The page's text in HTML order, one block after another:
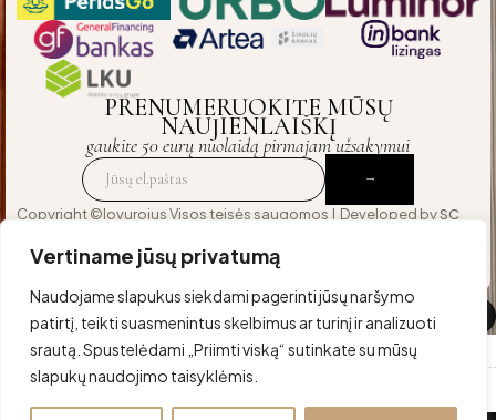
Vertiname jūsų privatumą
Naudojame slapukus siekdami pagerinti jūsų naršymo
patirtį, teikti suasmenintus skelbimus ar turinį ir analizuoti
srautą. Spustelėdami „Priimti viską“ sutinkate su mūsų
slapukų naudojimo taisyklėmis.
PRENUMERUOKITE MŪSŲ
NAUJIENLAIŠKĮ
gaukite 50 eurų nuolaidą pirmajam užsakymui
Copyright ©lovurojus Visos teisės saugomos | Developed bySC
Palyginti (0)